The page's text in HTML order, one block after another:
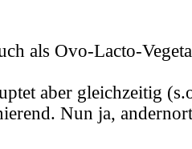
als Ovo-Lacto-
aber gleichzeitig
Nun ja,